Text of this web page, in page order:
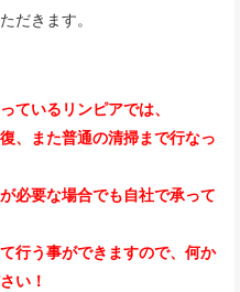
だきます。
ているリンピアでは、
、また普通の清掃まで行なっ
必要な場合でも自社で承って
行う事ができますので、何か
い！